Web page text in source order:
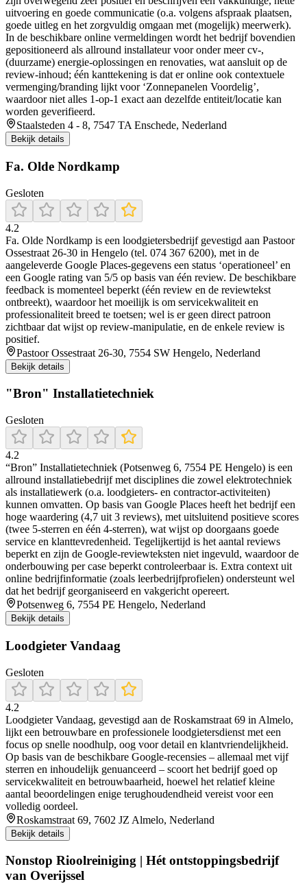
uitvoering en goede communicatie (o.a. volgens afspraak plaatsen,
goede uitleg en het zorgvuldig omgaan met (mogelijk) meerwerk).
In de beschikbare online vermeldingen wordt het bedrijf bovendien
gepositioneerd als allround installateur voor onder meer cv-,
(duurzame) energie-oplossingen en renovaties, wat aansluit op de
review-inhoud; één kanttekening is dat er online ook contextuele
vermenging/branding lijkt voor ‘Zonnepanelen Voordelig’,
waardoor niet alles 1-op-1 exact aan dezelfde entiteit/locatie kan
worden geverifieerd.
Staalsteden 4 - 8, 7547 TA Enschede, Nederland
Bekijk details
Fa. Olde Nordkamp
Gesloten
4.2
Fa. Olde Nordkamp is een loodgietersbedrijf gevestigd aan Pastoor
Ossestraat 26-30 in Hengelo (tel. 074 367 6200), met in de
aangeleverde Google Places-gegevens een status ‘operationeel’ en
een Google rating van 5/5 op basis van één review. De beschikbare
feedback is momenteel beperkt (één review en de reviewtekst
ontbreekt), waardoor het moeilijk is om servicekwaliteit en
professionaliteit breed te toetsen; wel is er geen direct patroon
zichtbaar dat wijst op review-manipulatie, en de enkele review is
positief.
Pastoor Ossestraat 26-30, 7554 SW Hengelo, Nederland
Bekijk details
"Bron" Installatietechniek
Gesloten
4.2
“Bron” Installatietechniek (Potsenweg 6, 7554 PE Hengelo) is een
allround installatiebedrijf met disciplines die zowel elektrotechniek
als installatiewerk (o.a. loodgieters- en contractor-activiteiten)
kunnen omvatten. Op basis van Google Places heeft het bedrijf een
hoge waardering (4,7 uit 3 reviews), met uitsluitend positieve scores
(twee 5-sterren en één 4-sterren), wat wijst op doorgaans goede
service en klanttevredenheid. Tegelijkertijd is het aantal reviews
beperkt en zijn de Google-reviewteksten niet ingevuld, waardoor de
onderbouwing per case beperkt controleerbaar is. Extra context uit
online bedrijfinformatie (zoals leerbedrijfprofielen) ondersteunt wel
dat het bedrijf georganiseerd en vakgericht opereert.
Potsenweg 6, 7554 PE Hengelo, Nederland
Bekijk details
Loodgieter Vandaag
Gesloten
4.2
Loodgieter Vandaag, gevestigd aan de Roskamstraat 69 in Almelo,
lijkt een betrouwbare en professionele loodgietersdienst met een
focus op snelle noodhulp, oog voor detail en klantvriendelijkheid.
Op basis van de beschikbare Google-recensies – allemaal met vijf
sterren en inhoudelijk genuanceerd – scoort het bedrijf goed op
servicekwaliteit en betrouwbaarheid, hoewel het relatief kleine
aantal beoordelingen enige terughoudendheid vereist voor een
volledig oordeel.
Roskamstraat 69, 7602 JZ Almelo, Nederland
Bekijk details
Nonstop Rioolreiniging | Hét ontstoppingsbedrijf
van Overijssel